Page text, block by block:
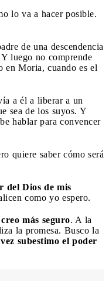
lo va a hacer posible.
de una descendencia
luego no comprende
en Moria, cuando es el
a él a liberar a un
sea de los suyos. Y
hablar para convencer
quiere saber cómo será
del Dios de mis
como yo espero.
más seguro. A la
la promesa. Busco la
subestimo el poder